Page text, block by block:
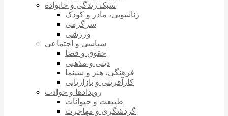
سبک زندگی و خانواده
زناشویی، مادر و کودک
سرگرمی
ورزشی
سیاسی و اجتماعی
حقوق و قضا
دینی و مذهبی
فرهنگی، هنر و سینما
کارآفرینی و بازاریابی
رویدادها و حوادث
طبیعت و حیوانات
گردشگری و مهاجرت